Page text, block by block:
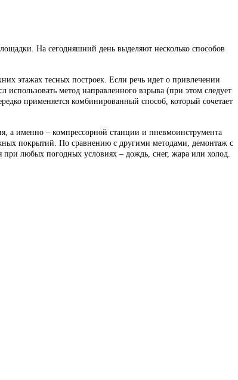
На сегодняшний день выделяют несколько способов
этажах тесных построек. Если речь идет о привлечении
метод направленного взрыва (при этом следует
применяется комбинированный способ, который сочетает
а именно – компрессорной станции и пневмоинструмента
покрытий. По сравнению с другими методами, демонтаж с
любых погодных условиях – дождь, снег, жара или холод.